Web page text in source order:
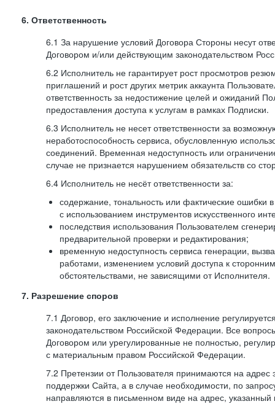
6. Ответственность
6.1 За нарушение условий Договора Стороны несут
Договором и/или действующим законодательством
6.2 Исполнитель не гарантирует рост просмотров
приглашений и рост других метрик аккаунта
ответственность за недостижение целей и ожиданий
предоставления доступа к услугам в рамках Подписки.
6.3 Исполнитель не несет ответственности за
неработоспособность сервиса, обусловленную
соединений. Временная недоступность или
случае не признается нарушением обязательств со
6.4 Исполнитель не несёт ответственности за:
содержание, тональность или фактические ошибки
с использованием инструментов искусственного
последствия использования Пользователем
предварительной проверки и редактирования;
временную недоступность сервиса генерации,
работами, изменением условий доступа к
обстоятельствами, не зависящими от Исполнителя.
7. Разрешение споров
7.1 Договор, его заключение и исполнение
законодательством Российской Федерации. Все
Договором или урегулированные не полностью,
с материальным правом Российской Федерации.
7.2 Претензии от Пользователя принимаются на
поддержки Сайта, а в случае необходимости, по
направляются в письменном виде на адрес,